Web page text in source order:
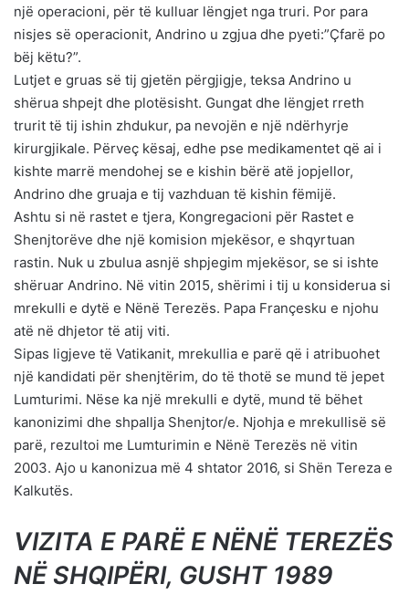
një operacioni, për të kulluar lëngjet nga truri. Por para
nisjes së operacionit, Andrino u zgjua dhe pyeti:”Çfarë po
bëj këtu?”.
Lutjet e gruas së tij gjetën përgjigje, teksa Andrino u
shërua shpejt dhe plotësisht. Gungat dhe lëngjet rreth
trurit të tij ishin zhdukur, pa nevojën e një ndërhyrje
kirurgjikale. Përveç kësaj, edhe pse medikamentet që ai i
kishte marrë mendohej se e kishin bërë atë jopjellor,
Andrino dhe gruaja e tij vazhduan të kishin fëmijë.
Ashtu si në rastet e tjera, Kongregacioni për Rastet e
Shenjtorëve dhe një komision mjekësor, e shqyrtuan
rastin. Nuk u zbulua asnjë shpjegim mjekësor, se si ishte
shëruar Andrino. Në vitin 2015, shërimi i tij u konsiderua si
mrekulli e dytë e Nënë Terezës. Papa Françesku e njohu
atë në dhjetor të atij viti.
Sipas ligjeve të Vatikanit, mrekullia e parë që i atribuohet
një kandidati për shenjtërim, do të thotë se mund të jepet
Lumturimi. Nëse ka një mrekulli e dytë, mund të bëhet
kanonizimi dhe shpallja Shenjtor/e. Njohja e mrekullisë së
parë, rezultoi me Lumturimin e Nënë Terezës në vitin
2003. Ajo u kanonizua më 4 shtator 2016, si Shën Tereza e
Kalkutës.
VIZITA E PARË E NËNË TEREZËS
NË SHQIPËRI, GUSHT 1989